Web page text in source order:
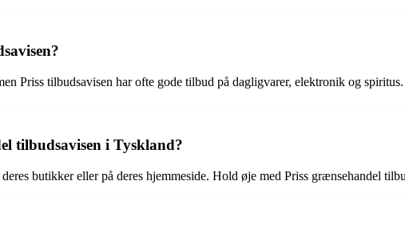
Priss tilbudsavisen har ofte gode tilbud på dagligvarer, elektronik og
tilbudsavisen i Tyskland?
butikker eller på deres hjemmeside. Hold øje med Priss grænsehandel